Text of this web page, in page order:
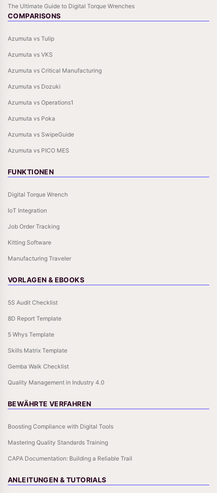
The Ultimate Guide to Digital Torque Wrenches
COMPARISONS
Azumuta vs Tulip
Azumuta vs VKS
Azumuta vs Critical Manufacturing
Azumuta vs Dozuki
Azumuta vs Operations1
Azumuta vs Poka
Azumuta vs SwipeGuide
Azumuta vs PICO MES
FUNKTIONEN
Digital Torque Wrench
IoT Integration
Job Order Tracking
Kitting Software
Manufacturing Traveler
VORLAGEN & EBOOKS
5S Audit Checklist
8D Report Template
5 Whys Template
Skills Matrix Template
Gemba Walk Checklist
Quality Management in Industry 4.0
BEWÄHRTE VERFAHREN
Boosting Compliance with Digital Tools
Mastering Quality Standards Training
CAPA Documentation: Building a Reliable Trail
ANLEITUNGEN & TUTORIALS